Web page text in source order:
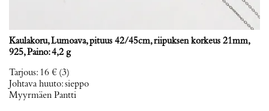
Kaulakoru, Lumoava, pituus 42/45cm, riipuksen korkeus 21mm,
925, Paino: 4,2 g
Tarjous: 16 € (3)
Johtava huuto:sieppo
Myyrmäen Pantti